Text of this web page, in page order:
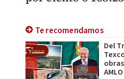
Te recomendamos
Del
AMLO